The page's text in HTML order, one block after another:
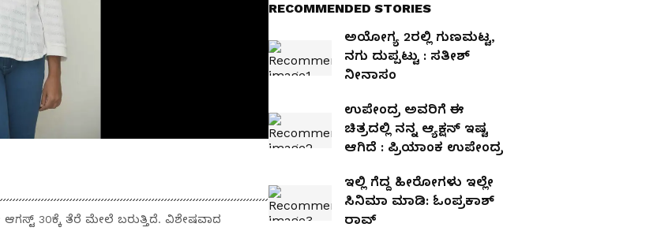
30ಕ್ಕೆ ತೆರೆ ಮೇಲೆ ಬರುತ್ತಿದೆ. ವಿಶೇಷವಾದ
RECOMMENDED STORIES
ಅಯೋಗ್ಯ 2ರಲ್ಲಿ ಗುಣಮಟ್ಟ,
ನಗು ದುಪ್ಪಟ್ಟು : ಸತೀಶ್
ನೀನಾಸಂ
ಉಪೇಂದ್ರ ಅವರಿಗೆ ಈ
ಚಿತ್ರದಲ್ಲಿ ನನ್ನ ಆ್ಯಕ್ಷನ್‌ ಇಷ್ಟ
ಆಗಿದೆ : ಪ್ರಿಯಾಂಕ ಉಪೇಂದ್ರ
ಇಲ್ಲಿ ಗೆದ್ದ ಹೀರೋಗಳು ಇಲ್ಲೇ
ಸಿನಿಮಾ ಮಾಡಿ: ಓಂಪ್ರಕಾಶ್‌
ರಾವ್